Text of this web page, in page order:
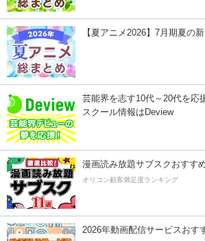
【夏アニメ2026】7月期夏の
芸能界を志す10代～20代を応
スクール情報はDeview
漫画読み放題サブスクおすす
オリコン顧客満足度ランキング
2026年動画配信サービスおす